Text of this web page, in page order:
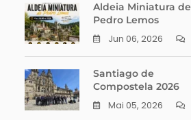
Aldeia Miniatura de
Pedro Lemos
Jun 06, 2026
Santiago de
Compostela 2026
Mai 05, 2026